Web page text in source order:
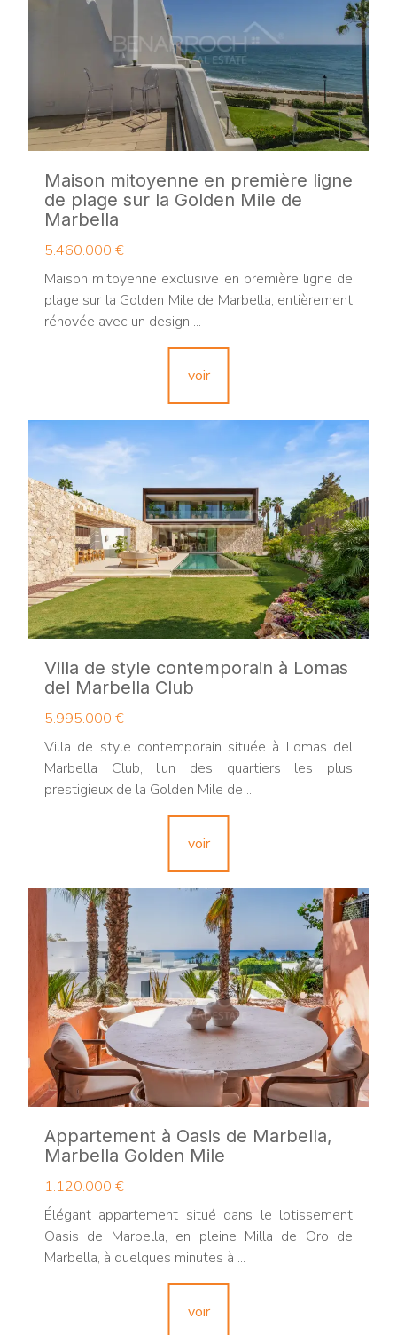
Maison mitoyenne en première ligne
de plage sur la Golden Mile de
Marbella
5.460.000 €
Maison mitoyenne exclusive en première ligne de
plage sur la Golden Mile de Marbella, entièrement
rénovée avec un design ...
voir
Villa de style contemporain à Lomas
del Marbella Club
5.995.000 €
Villa de style contemporain située à Lomas del
Marbella Club, l'un des quartiers les plus
prestigieux de la Golden Mile de ...
voir
Appartement à Oasis de Marbella,
Marbella Golden Mile
1.120.000 €
Élégant appartement situé dans le lotissement
Oasis de Marbella, en pleine Milla de Oro de
Marbella, à quelques minutes à ...
voir